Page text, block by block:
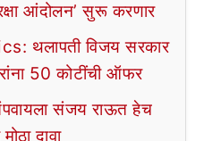
रक्षा आंदोलन’ सुरू करणार
थलापती विजय सरकार
50 कोटींची ऑफर
संजय राऊत हेच
दावा